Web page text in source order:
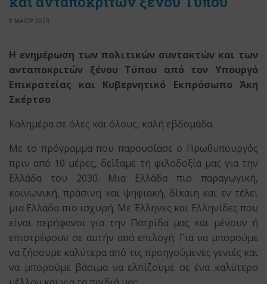
8 ΜΑΪΟΥ 2023
Η ενημέρωση των πολιτικών συντακτών και των
ανταποκριτών ξένου Τύπου από τον Υπουργό
Επικρατείας και Κυβερνητικό Εκπρόσωπο Άκη
Σκέρτσο
Καλημέρα σε όλες και όλους, καλή εβδομάδα.
Με το πρόγραμμα που παρουσίασε ο Πρωθυπουργός
πριν από 10 μέρες, δείξαμε τη φιλοδοξία μας για την
Ελλάδα του 2030. Μια Ελλάδα πιο παραγωγική,
κοινωνική, πράσινη και ψηφιακή, δίκαιη και εν τέλει
μια Ελλάδα πιο ισχυρή. Με Έλληνες και Ελληνίδες που
είναι περήφανοι για την Πατρίδα μας και μένουν ή
επιστρέφουν σε αυτήν από επιλογή. Για να μπορούμε
να ζήσουμε καλύτερα από τις προηγούμενες γενιές και
να μπορούμε βάσιμα να ελπίζουμε σε ένα καλύτερο